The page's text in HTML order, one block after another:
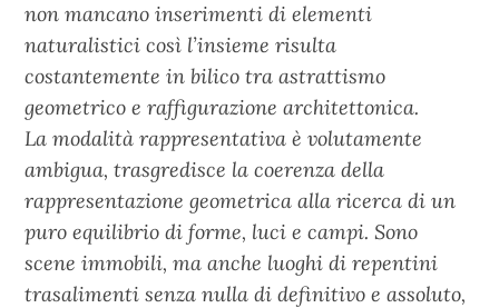
non mancano inserimenti di elementi
naturalistici così l’insieme risulta
costantemente in bilico tra astrattismo
geometrico e raffigurazione architettonica.
La modalità rappresentativa è volutamente
ambigua, trasgredisce la coerenza della
rappresentazione geometrica alla ricerca di un
puro equilibrio di forme, luci e campi. Sono
scene immobili, ma anche luoghi di repentini
trasalimenti senza nulla di definitivo e assoluto,